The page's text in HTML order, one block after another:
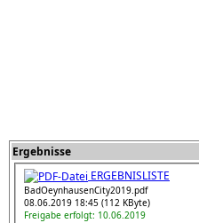
Ergebnisse
ERGEBNISLISTE
BadOeynhausenCity2019.pdf
08.06.2019 18:45 (112 KByte)
Freigabe erfolgt: 10.06.2019